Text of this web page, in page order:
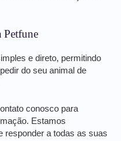
Petfune
e direto, permitindo
do seu animal de
conosco para
Estamos
responder a todas as suas